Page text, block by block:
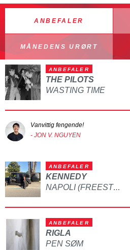
ANBEFALER
MÅNEDENS URØRT
ANBEFALER
THE PILOTS
WASTING TIME
Vanvittig fengende!
- JON V. NGUYEN
ANBEFALER
KENNEDY
NAPOLI (FREESTYLE)
ANBEFALER
RIGLA
PEN SØM